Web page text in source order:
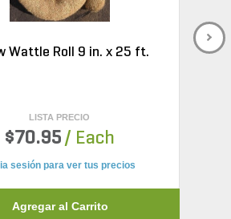
Wattle Roll 9 in. x 25 ft.
LISTA PRECIO
$70.95 / Each
sesión para ver tus precios
Agregar al Carrito